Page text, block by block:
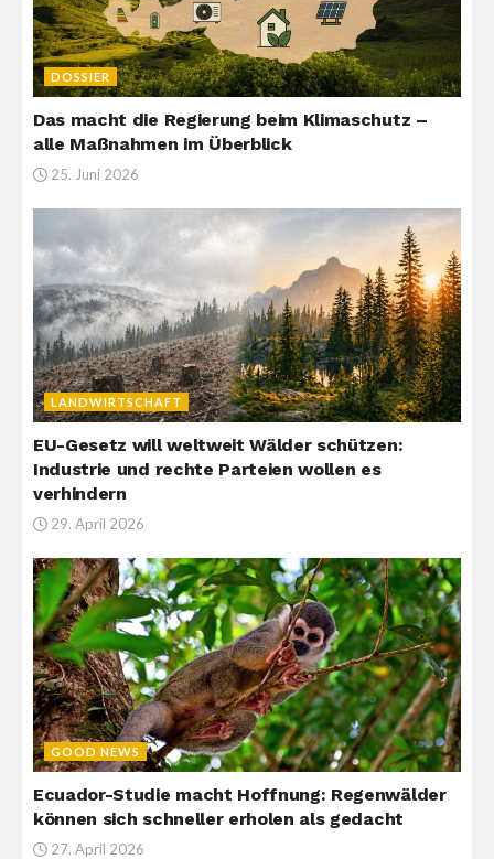
DOSSIER
Das macht die Regierung beim Klimaschutz –
alle Maßnahmen im Überblick
25. Juni 2026
LANDWIRTSCHAFT
EU-Gesetz will weltweit Wälder schützen:
Industrie und rechte Parteien wollen es
verhindern
29. April 2026
GOOD NEWS
Ecuador-Studie macht Hoffnung: Regenwälder
können sich schneller erholen als gedacht
27. April 2026